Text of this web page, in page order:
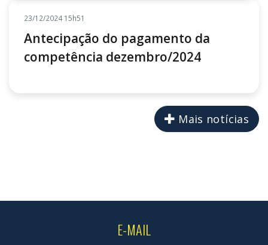
23/12/2024 15h51
Antecipação do pagamento da
competência dezembro/2024
Mais notícias
E-MAIL